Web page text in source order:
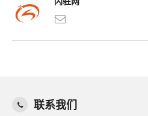
联系我们